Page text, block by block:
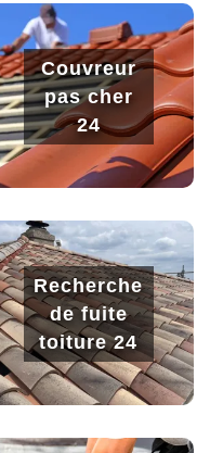
Couvreur
pas cher
24
Recherche
de fuite
toiture 24